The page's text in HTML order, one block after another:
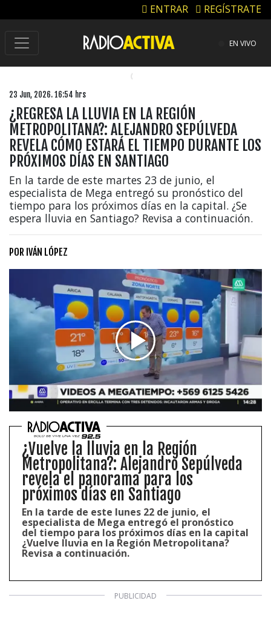
ENTRAR REGÍSTRATE
EN VIVO
23 Jun, 2026. 16:54 hrs
¿REGRESA LA LLUVIA EN LA REGIÓN
METROPOLITANA?: ALEJANDRO SEPÚLVEDA
REVELA CÓMO ESTARÁ EL TIEMPO DURANTE LOS
PRÓXIMOS DÍAS EN SANTIAGO
En la tarde de este martes 23 de junio, el
especialista de Mega entregó su pronóstico del
tiempo para los próximos días en la capital. ¿Se
espera lluvia en Santiago? Revisa a continuación.
POR IVÁN LÓPEZ
¿Vuelve la lluvia en la Región
Metropolitana?: Alejandro Sepúlveda
revela el panorama para los
próximos días en Santiago
En la tarde de este lunes 22 de junio, el
especialista de Mega entregó el pronóstico
del tiempo para los próximos días en la capital
¿Vuelve lluvia en la Región Metropolitana?
Revisa a continuación.